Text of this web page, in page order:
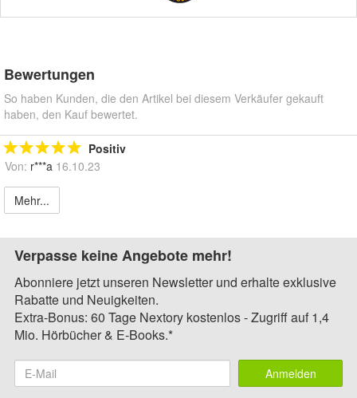
Bewertungen
So haben Kunden, die den Artikel bei diesem Verkäufer gekauft
haben, den Kauf bewertet.
Positiv
Von: r***a 16.10.23
Mehr...
Verpasse keine Angebote mehr!
Abonniere jetzt unseren Newsletter und erhalte exklusive
Rabatte und Neuigkeiten.
Extra-Bonus: 60 Tage Nextory kostenlos - Zugriff auf 1,4
Mio. Hörbücher & E-Books.*
Anmelden